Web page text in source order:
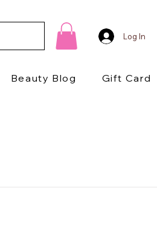
Log In
Beauty Blog Gift Card